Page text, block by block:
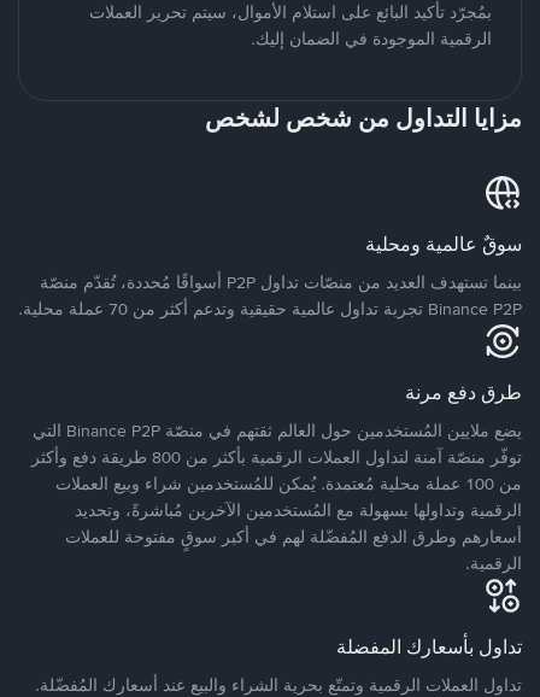
بمُجرّد تأكيد البائع على استلام الأموال، سيتم تحرير العملات
الرقمية الموجودة في الضمان إليك.
مزايا التداول من شخص لشخص
سوقٌ عالمية ومحلية
بينما تستهدف العديد من منصّات تداول P2P أسواقًا مُحددة، تُقدّم منصّة
Binance P2P تجربة تداول عالمية حقيقية وتدعم أكثر من 70 عملة محلية.
طرق دفع مرنة
يضع ملايين المُستخدمين حول العالم ثقتهم في منصّة Binance P2P التي
توفّر منصّة آمنة لتداول العملات الرقمية بأكثر من 800 طريقة دفع وأكثر
من 100 عملة محلية مُعتمدة. يُمكن للمُستخدمين شراء وبيع العملات
الرقمية وتداولها بسهولة مع المُستخدمين الآخرين مُباشرةً، وتحديد
أسعارهم وطرق الدفع المُفضّلة لهم في أكبر سوقٍ مفتوحة للعملات
الرقمية.
تداول بأسعارك المفضلة
تداول العملات الرقمية وتمتّع بحرية الشراء والبيع عند أسعارك المُفضّلة.